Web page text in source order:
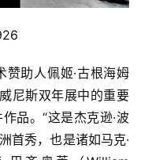
赞助人佩姬·古根海姆
尼斯双年展中的重要
品。“这是杰克逊·波
首秀，也是诸如马克·